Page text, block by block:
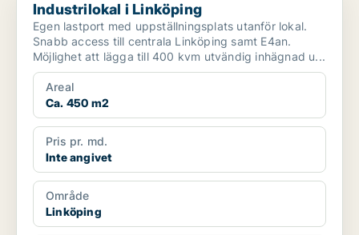
Industrilokal i Linköping
Egen lastport med uppställningsplats utanför lokal.
Snabb access till centrala Linköping samt E4an.
Möjlighet att lägga till 400 kvm utvändig inhägnad u...
Areal
Ca. 450 m2
Pris pr. md.
Inte angivet
Område
Linköping